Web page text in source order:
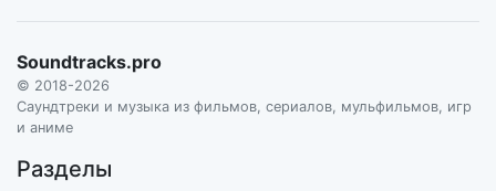
Soundtracks.pro
© 2018-2026
Саундтреки и музыка из фильмов, сериалов, мульфильмов, игр
и аниме
Разделы